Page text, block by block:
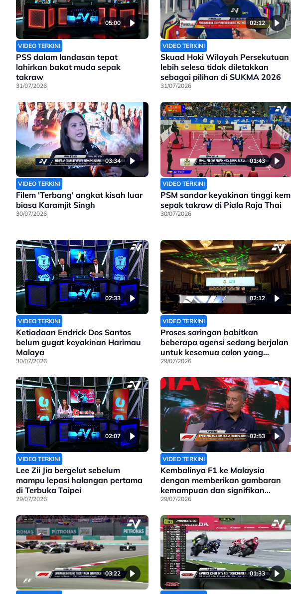
05:00
VIDEO TERKINI
PSS dalam landasan tepat
lahirkan bakat muda sepak
takraw
31/07/2026
02:12
VIDEO TERKINI
Skuad Hoki Wilayah Persekutuan
lebih selesa tidak diletakkan
sebagai pilihan di SUKMA 2026
31/07/2026
03:34
VIDEO TERKINI
Filem 'Terbang' angkat kisah luar
biasa Karamjit Singh
30/07/2026
01:43
VIDEO TERKINI
PSM sandar keyakinan tinggi kem
sepak takraw di Piala Raja Thai
30/07/2026
02:33
VIDEO TERKINI
Ketiadaan Endrick Dos Santos
belum gugat keyakinan Harimau
Malaya
30/07/2026
02:12
VIDEO TERKINI
Proses saringan babitkan
beberapa agensi sedang berjalan
untuk kesemua calon yang
bertanding jawatan FAM
29/07/2026
02:07
VIDEO TERKINI
Lee Zii Jia bergelut sebelum
mampu lepasi halangan pertama
di Terbuka Taipei
29/07/2026
02:53
VIDEO TERKINI
Kembalinya F1 ke Malaysia
dengan memberikan gambaran
kemampuan dan signifikan
dimiliki oleh Litar Sepang
29/07/2026
03:22 01:33